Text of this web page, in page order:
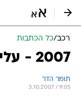
רכב/כל הכתבות
2007 - עלייה במכירת משאיות
תומר הדר
3.10.2007 / 9:05